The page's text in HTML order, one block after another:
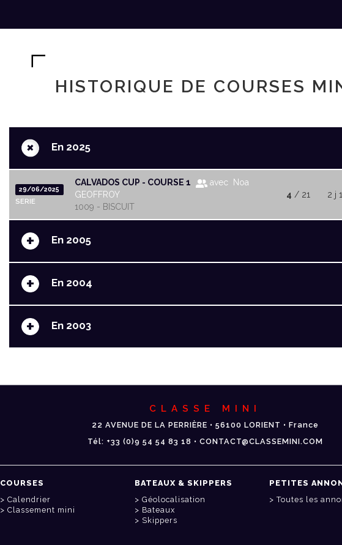
HISTORIQUE DE COURSES
+ En 2025
29/06/2025
SERIE
CALVADOS CUP - COURSE 1
avec Noa
GEOFFROY
1009 - BISCUIT
4 / 21 2 j
+ En 2005
+ En 2004
+ En 2003
CLASSE MINI
22 AVENUE DE LA PERRIÈRE • 56100 LORIENT • France
Tél: +33 (0)9 54 54 83 18 • CONTACT@CLASSEMINI.COM
COURSES
Calendrier
Classement mini
BATEAUX & SKIPPERS
Géolocalisation
Bateaux
Skippers
PETITES
Toutes les